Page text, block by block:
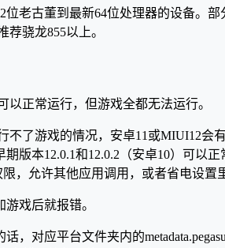
位老古董到最新64位处理器的设备。
荐骁龙855以上。
以正常运行，但游戏全都无法运行。
不了游戏的情况，安卓11或MIUI12
版本12.0.1和12.0.2（安卓10）可以
，允许其他应用调用，或者省电设置
戏后就报错。
，对应平台文件夹内的